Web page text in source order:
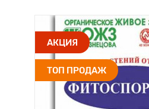
АКЦИЯ
ТОП ПРОДАЖ